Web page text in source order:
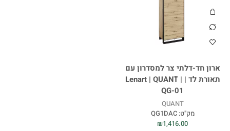
ארון חד-דלתי צר למסדרון עם
תאורת לד | Lenart | QUANT |
QG-01
QUANT
מק"ט:QG1DAC
₪1,416.00